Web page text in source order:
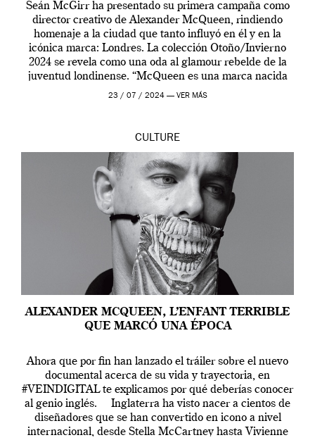
Seán McGirr ha presentado su primera campaña como
director creativo de Alexander McQueen, rindiendo
homenaje a la ciudad que tanto influyó en él y en la
icónica marca: Londres. La colección Otoño/Invierno
2024 se revela como una oda al glamour rebelde de la
juventud londinense. “McQueen es una marca nacida
en Londres y siempre ha […]
23 / 07 / 2024 — VER MÁS
CULTURE
ALEXANDER MCQUEEN, L’ENFANT TERRIBLE
QUE MARCÓ UNA ÉPOCA
Ahora que por fin han lanzado el tráiler sobre el nuevo
documental acerca de su vida y trayectoria, en
#VEINDIGITAL te explicamos por qué deberías conocer
al genio inglés. Inglaterra ha visto nacer a cientos de
diseñadores que se han convertido en icono a nivel
internacional, desde Stella McCartney hasta Vivienne